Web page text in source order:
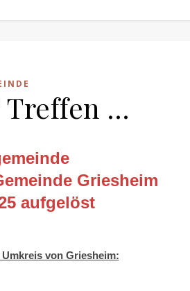
Treffen …
Griesheim
aufgelöst
von Griesheim: